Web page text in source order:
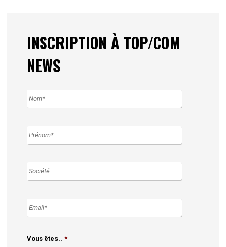
INSCRIPTION À TOP/COM
NEWS
Vous êtes.. *